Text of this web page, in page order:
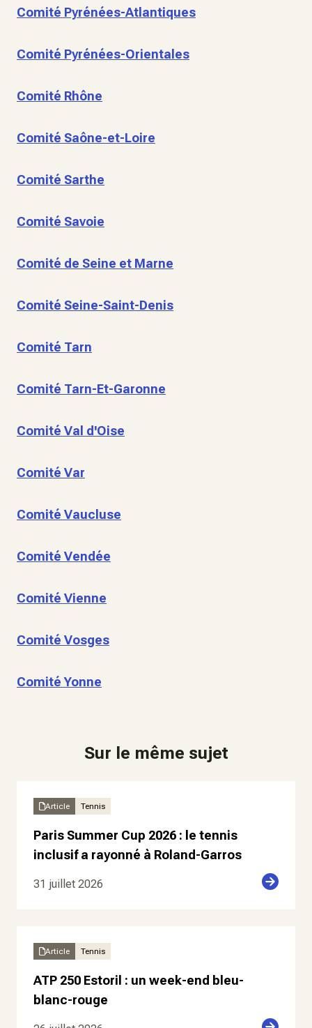
Comité Pyrénées-Atlantiques
Comité Pyrénées-Orientales
Comité Rhône
Comité Saône-et-Loire
Comité Sarthe
Comité Savoie
Comité de Seine et Marne
Comité Seine-Saint-Denis
Comité Tarn
Comité Tarn-Et-Garonne
Comité Val d'Oise
Comité Var
Comité Vaucluse
Comité Vendée
Comité Vienne
Comité Vosges
Comité Yonne
Sur le même sujet
Article Tennis
Paris Summer Cup 2026 : le tennis
inclusif a rayonné à Roland-Garros
31 juillet 2026
Article Tennis
ATP 250 Estoril : un week-end bleu-
blanc-rouge